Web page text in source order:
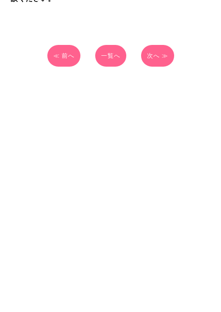
≪ 前へ 一覧へ 次へ ≫